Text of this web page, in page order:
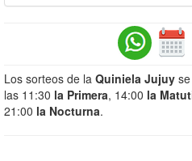
Los sorteos de la Quiniela Jujuy
las 11:30 la Primera, 14:00 la
21:00 la Nocturna.